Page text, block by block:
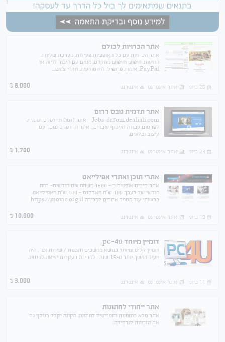
אתר הכרויות לכולם
אתר הכרויות עם כל האופציות פעילות. מערכת שליחת
הודעות. חיפוש וחיפוש מתקדם. מנוים עם חיבור לויזה או
PayPal. אימות פרופיל. לוח מודעות. חדרי צ'אט...
26 ביוני אתר אינטרנט אינטרנט 8,000
₪
אתר תדמית גובס דרום
Jobs-darom.dealiali.com - אתר (דמו) וורדפרס תדמית
לפרסום עבודה ואיסוף עובדים . אתר וורדפרס נמכר עם
עיצוב ובלוגים.
23 ביוני אתר אינטרנט אינטרנט 1,700
₪
אתרי תוכן ואתרי אפילייאט
אתר סיבים אופטים כ - 1600 משתמשים חודשים- רווח
חודשי של בערך 100 ש"ח מאדסנס + 100 ש"ח מאפילייאט.
ברשותי עוד מספר אתרים למכירה https://movie.org.il
19 ביוני אתר אינטרנט אינטרנט 10,000
₪
דומיין מיוחד pc-4u
דומיין קליט ומיוחד בנושא מחשבים ותכנות / שירות וכו' , היה
פעיל במשך יותר מ-15 שנה . למכירה בעקבות יציאה לפנסיה
.
11 ביוני אתר אינטרנט אינטרנט 3,000
₪
אתר ייחודי לחתונות
אתר מלא בהזמנות ותפריטים לחתונה, הקונה יקבל בנוסף גם
את הזכויות לגרפיקה.